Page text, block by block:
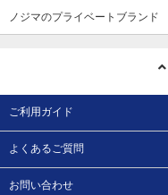
ノジマのプライベートブランド
ご利用ガイド
よくあるご質問
お問い合わせ